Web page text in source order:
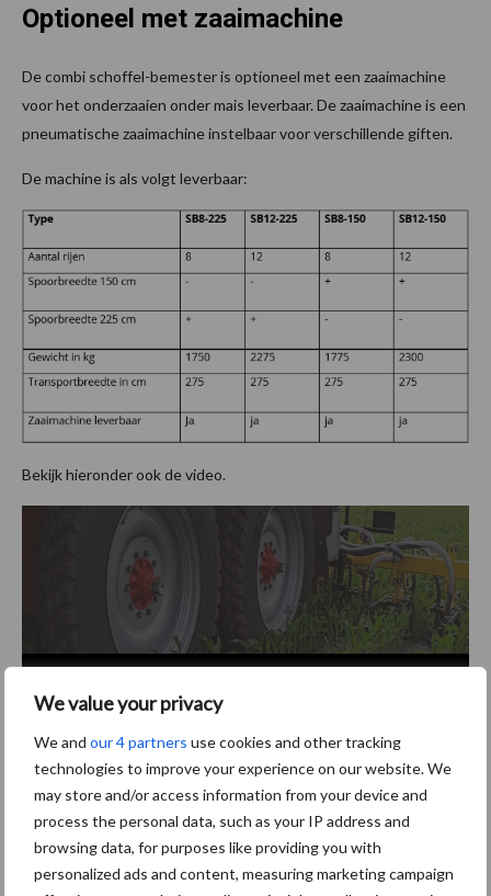
We value your privacy
We and our 4 partners use cookies and other tracking
technologies to improve your experience on our website. We
may store and/or access information from your device and
process the personal data, such as your IP address and
browsing data, for purposes like providing you with
personalized ads and content, measuring marketing campaign
Optioneel met zaaimachine
De combi schoffel-bemester is optioneel met een zaaimachine
voor het onderzaaien onder mais leverbaar. De zaaimachine is een
pneumatische zaaimachine instelbaar voor verschillende giften.
De machine is als volgt leverbaar:
Bekijk hieronder ook de video.
this content